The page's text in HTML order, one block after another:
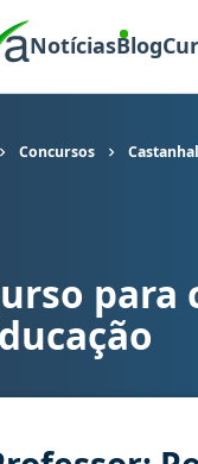
NotíciasBlog
Concursos
concurso SEMED
para